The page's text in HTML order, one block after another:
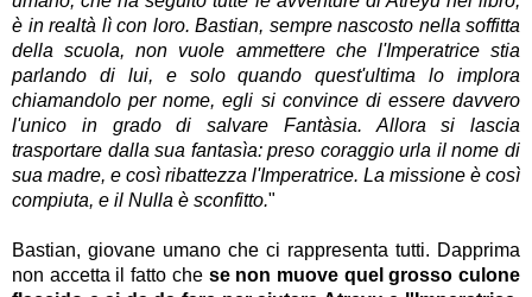
è in realtà lì con loro. Bastian, sempre nascosto nella soffitta
della scuola, non vuole ammettere che l'Imperatrice stia
parlando di lui, e solo quando quest'ultima lo implora
chiamandolo per nome, egli si convince di essere davvero
l'unico in grado di salvare Fantàsia. Allora si lascia
trasportare dalla sua fantasìa: preso coraggio urla il nome di
sua madre, e così ribattezza l'Imperatrice. La missione è così
compiuta, e il Nulla è sconfitto."
Bastian, giovane umano che ci rappresenta tutti. Dapprima
non accetta il fatto che se non muove quel grosso culone